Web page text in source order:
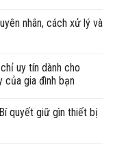
nhân, cách xử lý và
uy tín dành cho
gia đình bạn
quyết giữ gìn thiết bị